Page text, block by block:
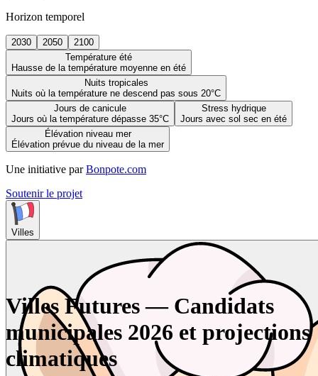
Horizon temporel
2030 2050
2100
Température été
Hausse de la température moyenne en été
Nuits tropicales
Nuits où la température ne descend pas sous 20°C
Jours de canicule
Jours où la température dépasse 35°C
Stress hydrique
Jours avec sol sec en été
Élévation niveau mer
Élévation prévue du niveau de la mer
Une initiative par Bonpote.com
Soutenir le projet
Villes
Villes Futures — Candidats
municipales 2026 et projections
climatiques